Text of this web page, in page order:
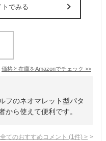
トでみる
価格と在庫をAmazonでチェック >>
フのネオマレット型パタ
から使えて便利です。
全てのおすすめコメント (1 件) >